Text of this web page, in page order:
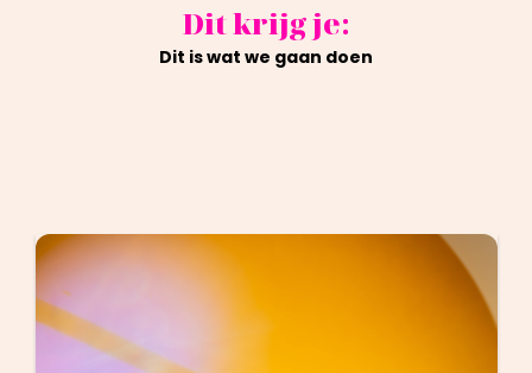
Dit krijg je:
Dit is wat we gaan doen